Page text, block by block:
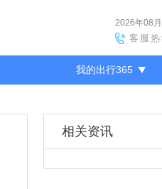
2026年08
客服热
我的出行365
相关资讯